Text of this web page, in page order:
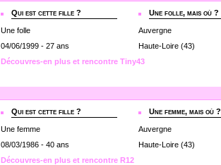
Qui est cette fille ?
Une folle
04/06/1999 - 27 ans
Une folle, mais où ?
Auvergne
Haute-Loire (43)
Découvres-en plus et rencontre Tiny43
Qui est cette fille ?
Une femme
08/03/1986 - 40 ans
Une femme, mais où ?
Auvergne
Haute-Loire (43)
Découvres-en plus et rencontre R12